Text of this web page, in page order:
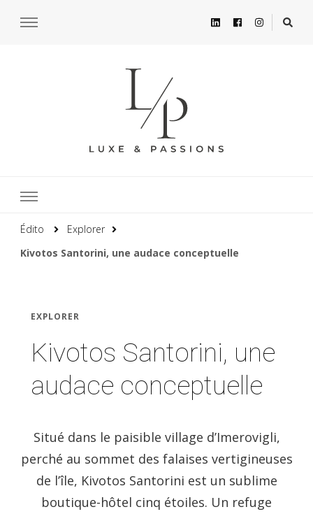
Édito
Explorer
Kivotos Santorini, une audace conceptuelle
EXPLORER
Kivotos Santorini, une
audace conceptuelle
Situé dans le paisible village d’Imerovigli,
perché au sommet des falaises vertigineuses
de l’île, Kivotos Santorini est un sublime
boutique-hôtel cinq étoiles. Un refuge